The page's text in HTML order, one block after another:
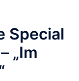
Special
„Im